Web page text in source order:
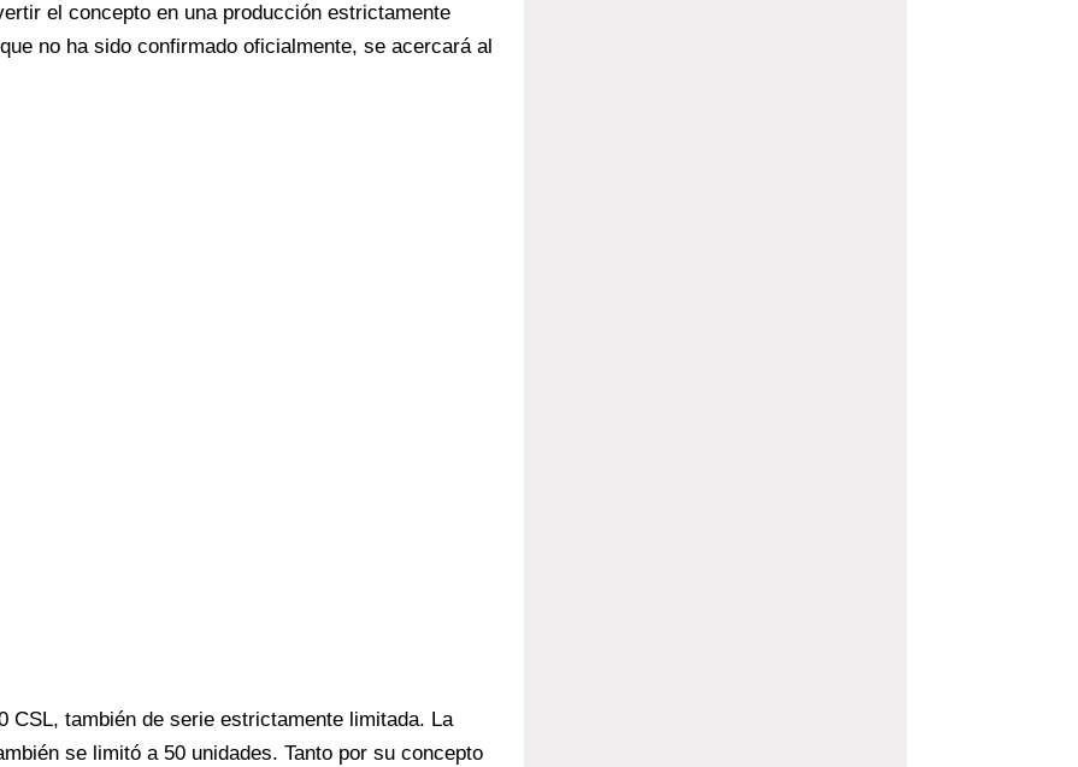
el concepto en una producción estrictamente
no ha sido confirmado oficialmente, se acercará al
CSL, también de serie estrictamente limitada. La
se limitó a 50 unidades. Tanto por su concepto